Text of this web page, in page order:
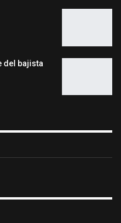
del bajista